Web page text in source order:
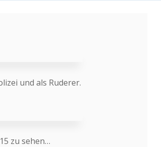
und als Ruderer.
zu sehen…